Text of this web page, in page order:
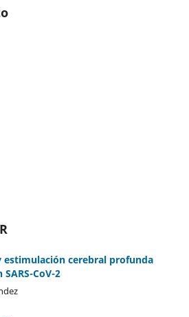
estimulación cerebral profunda
CoV-2